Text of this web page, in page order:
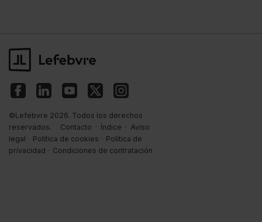
©Lefebvre 2026. Todos los derechos
reservados.
Contacto · Índice · Aviso
legal · Política de cookies · Política de
privacidad · Condiciones de contratación